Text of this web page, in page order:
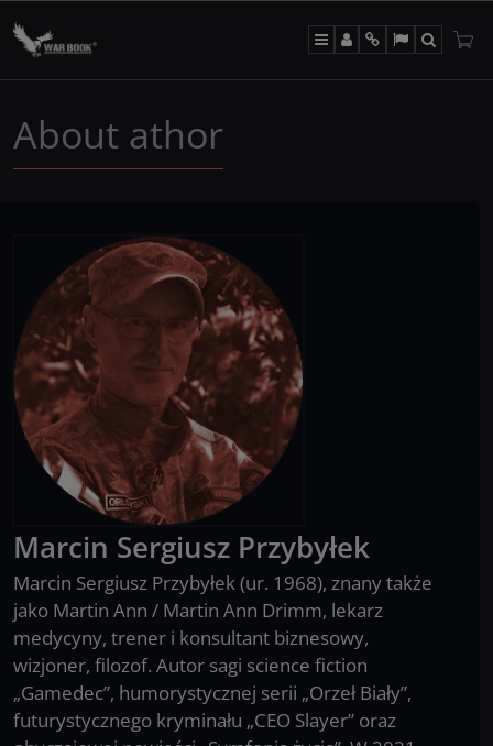
MenuPanel
Info LangSearch
About athor
Marcin Sergiusz Przybyłek
Marcin Sergiusz Przybyłek (ur. 1968), znany także
jako Martin Ann / Martin Ann Drimm, lekarz
medycyny, trener i konsultant biznesowy,
wizjoner, filozof. Autor sagi science fiction
„Gamedec”, humorystycznej serii „Orzeł Biały”,
futurystycznego kryminału „CEO Slayer” oraz